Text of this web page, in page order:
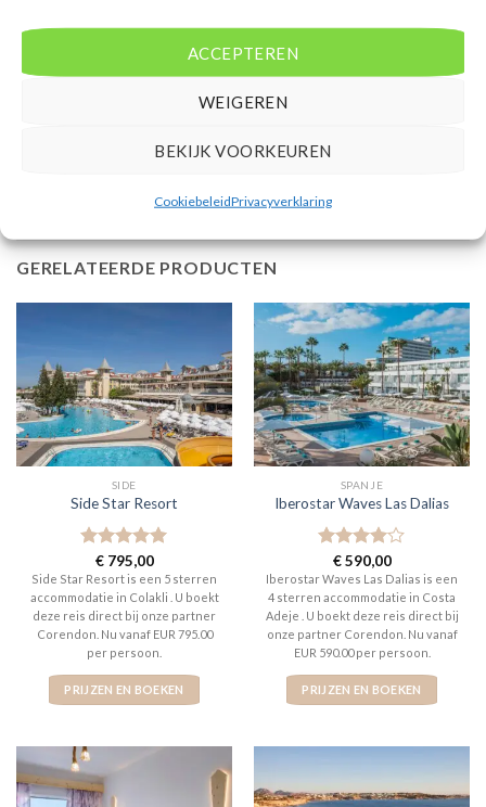
ACCEPTEREN
WEIGEREN
BEKIJK VOORKEUREN
CookiebeleidPrivacyverklaring
Extra informatie
Bovenstaande prijs is op basis van 8 dagen
Mensen beoordelen deze reis met een 6,8
GERELATEERDE PRODUCTEN
SIDE
Side Star Resort
Gewaardeerd
5uit 5
€795,00
Side Star Resort is een 5 sterren
accommodatie in Colakli . U boekt
deze reis direct bij onze partner
Corendon. Nu vanaf EUR 795.00
per persoon.
PRIJZEN EN BOEKEN
SPANJE
Iberostar Waves Las Dalias
Gewaardeerd
4uit 5
€590,00
Iberostar Waves Las Dalias is een
4 sterren accommodatie in Costa
Adeje . U boekt deze reis direct bij
onze partner Corendon. Nu vanaf
EUR 590.00 per persoon.
PRIJZEN EN BOEKEN